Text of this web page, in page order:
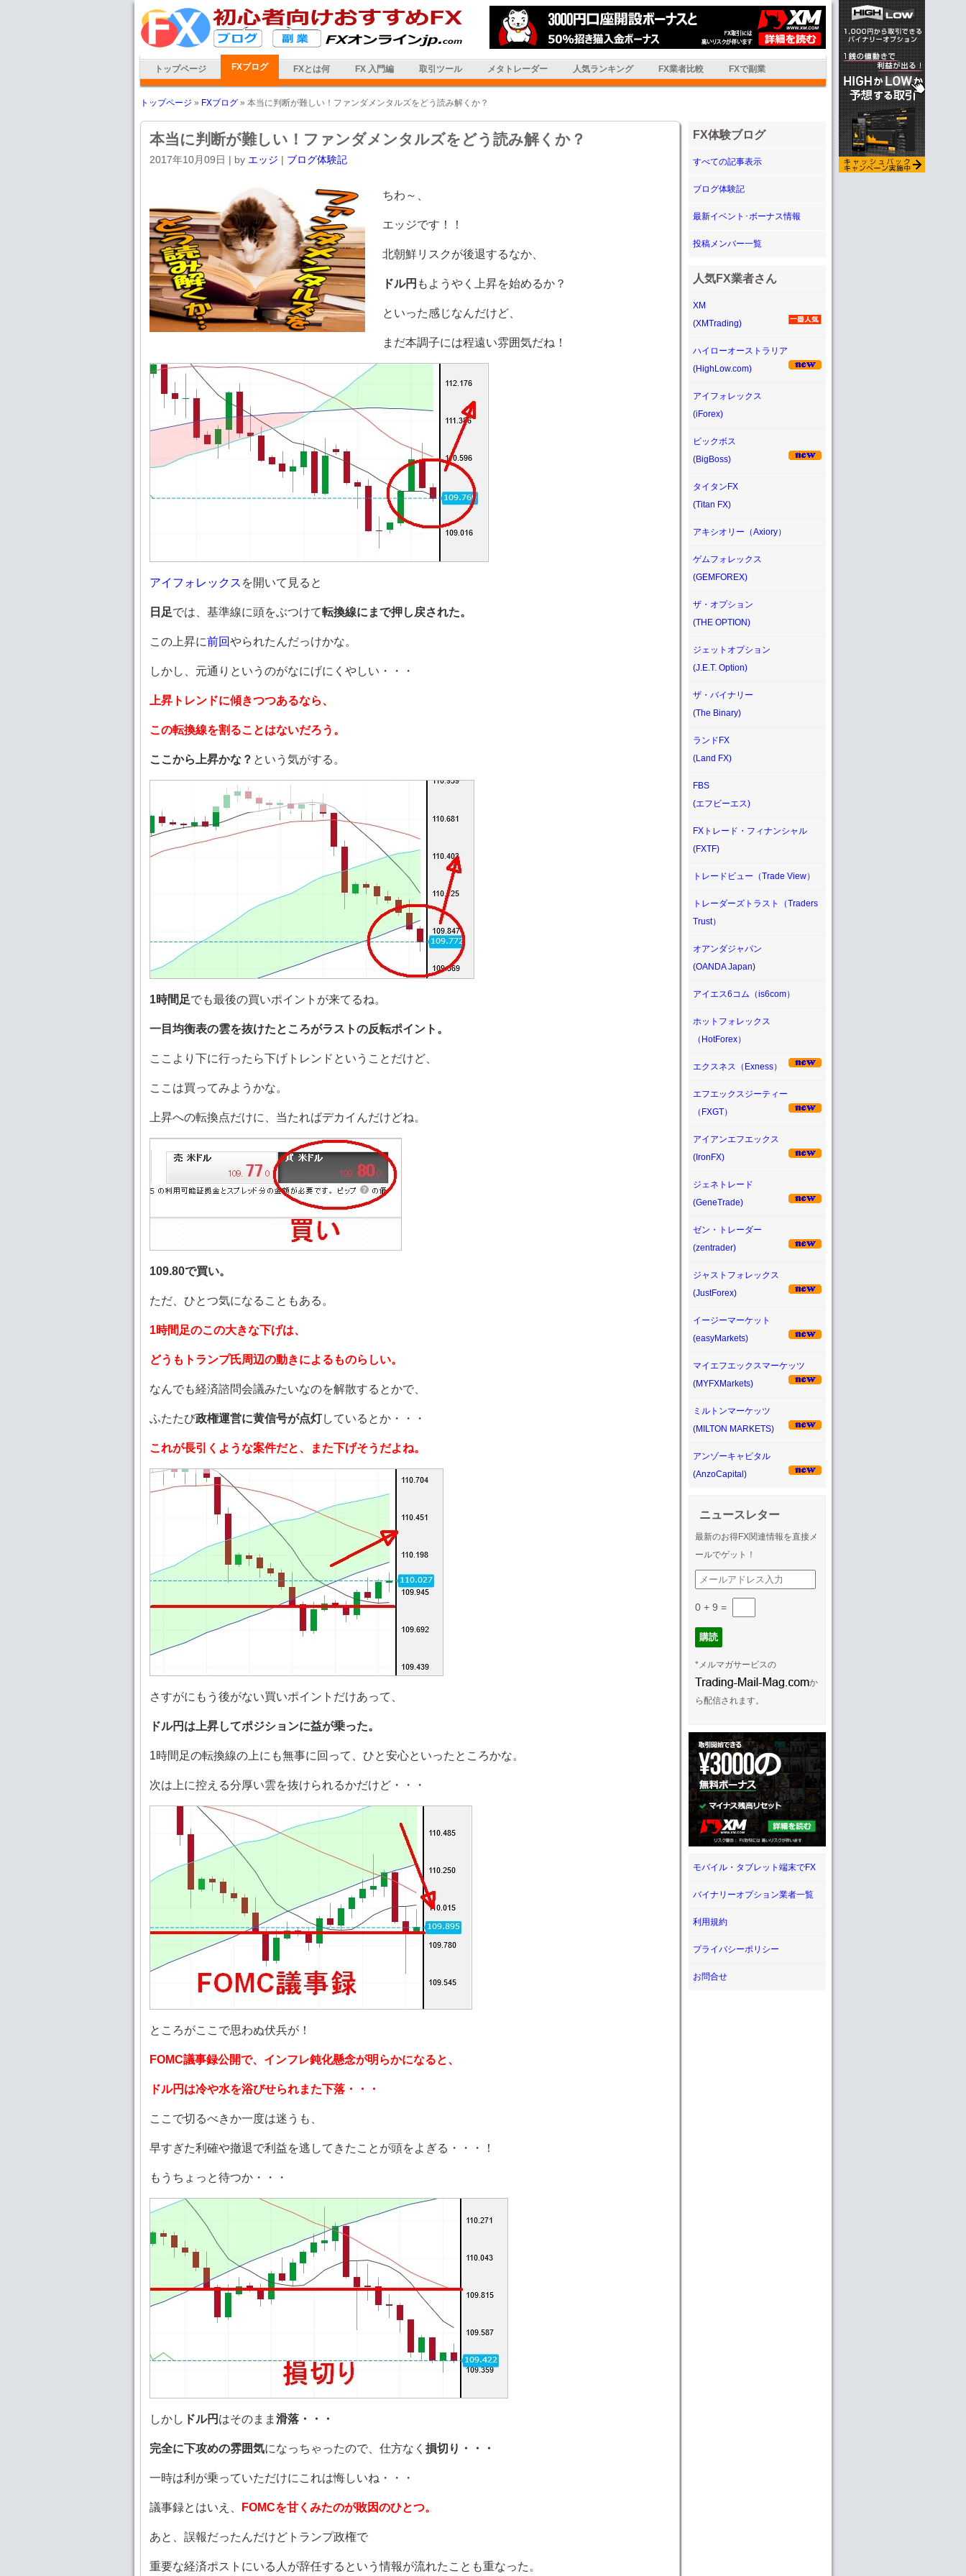
トップページ FXブログ FXとは何 FX 入門編 取引ツール メタトレーダー 人気ランキング FX業者比較 FXで副業
トップページ » FXブログ » 本当に判断が難しい！ファンダメンタルズをどう読み解くか？
本当に判断が難しい！ファンダメンタルズをどう読み解くか？
2017年10月09日 | by エッジ | ブログ体験記
ちわ～、
エッジです！！
北朝鮮リスクが後退するなか、
ドル円 もようやく上昇を始めるか？
といった感じなんだけど、
まだ本調子には程遠い雰囲気だね！
アイフォレックス を開いて見ると
日足では、基準線に頭をぶつけて転換線にまで押し戻された。
この上昇に前回やられたんだっけかな。
しかし、元通りというのがなにげにくやしい・・・
上昇トレンドに傾きつつあるなら、
この転換線を割ることはないだろう。
ここから上昇かな？ という気がする。
1時間足でも最後の買いポイントが来てるね。
一目均衡表の雲を抜けたところがラストの反転ポイント。
ここより下に行ったら下げトレンドということだけど、
ここは買ってみようかな。
上昇への転換点だけに、当たればデカイんだけどね。
109.80で買い。
ただ、ひとつ気になることもある。
1時間足のこの大きな下げは、
どうもトランプ氏周辺の動きによるものらしい。
なんでも経済諮問会議みたいなのを解散するとかで、
ふたたび政権運営に黄信号が点灯しているとか・・・
これが長引くような案件だと、また下げそうだよね。
さすがにもう後がない買いポイントだけあって、
ドル円は上昇してポジションに益が乗った。
1時間足の転換線の上にも無事に回って、ひと安心といったところかな。
次は上に控える分厚い雲を抜けられるかだけど・・・
ところがここで思わぬ伏兵が！
FOMC議事録公開で、インフレ鈍化懸念が明らかになると、
ドル円は冷や水を浴びせられまた下落・・・
ここで切るべきか一度は迷うも、
早すぎた利確や撤退で利益を逃してきたことが頭をよぎる・・・！
もうちょっと待つか・・・
しかし ドル円 はそのまま 滑落・・・
完全に下攻めの雰囲気になっちゃったので、仕方なく 損切り・・・
一時は利が乗っていただけにこれは悔しいね・・・
議事録とはいえ、 FOMCを甘くみたのが敗因のひとつ。
あと、誤報だったんだけどトランプ政権で
重要な経済ポストにいる人が辞任するという情報が流れたことも重なった。
FX体験ブログ
すべての記事表示
ブログ体験記
最新イベント･ボーナス情報
投稿メンバー一覧
人気FX業者さん
XM
(XMTrading)
ハイローオーストラリア
(HighLow.com)
アイフォレックス
(iForex)
ビックボス
(BigBoss)
タイタンFX
(Titan FX)
アキシオリー（Axiory）
ゲムフォレックス
(GEMFOREX)
ザ・オプション
(THE OPTION)
ジェットオプション
(J.E.T. Option)
ザ・バイナリー
(The Binary)
ランドFX
(Land FX)
FBS
(エフビーエス)
FXトレード・フィナンシャル
(FXTF)
トレードビュー（Trade View）
トレーダーズトラスト（Traders
Trust）
オアンダジャパン
(OANDA Japan)
アイエス6コム（is6com）
ホットフォレックス
（HotForex）
エクスネス（Exness）
エフエックスジーティー
（FXGT）
アイアンエフエックス
(IronFX)
ジェネトレード
(GeneTrade)
ゼン・トレーダー
(zentrader)
ジャストフォレックス
(JustForex)
イージーマーケット
(easyMarkets)
マイエフエックスマーケッツ
(MYFXMarkets)
ミルトンマーケッツ
(MILTON MARKETS)
アンゾーキャピタル
(AnzoCapital)
ニュースレター
最新のお得FX関連情報を直接メ
ールでゲット！
0 + 9 =
*メルマガサービスの
か
ら配信されます。
モバイル・タブレット端末でFX
バイナリーオプション業者一覧
利用規約
プライバシーポリシー
お問合せ